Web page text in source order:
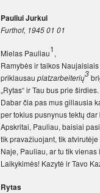
Pauliui Jurkui
Furthof, 1945 01 01
Mielas Pauliau1,
Ramybės ir taikos
priklausau platzarbeiterių3
„Rytas“ ir Tau bus prie širdies.
Dabar čia pas mus giliausia
per tokius pusnynus tektų
Apskritai, Pauliau, baisiai
tik pravažiuojant, tik
Naje, Pauliau, ar tu tik
Laikykimės! Kazytė ir Tavo
Rytas